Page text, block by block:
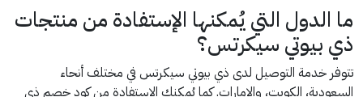
ما الدول التي يُمكنها الإستفادة من منتجات
ذي بيوتي سيكرتس؟
تتوفر خدمة التوصيل لدى ذي بيوتي سيكرتس في مختلف أنحاء
السعودية، الكويت، والإمارات. كما يُمكنك الاستفادة من كود خصم ذي